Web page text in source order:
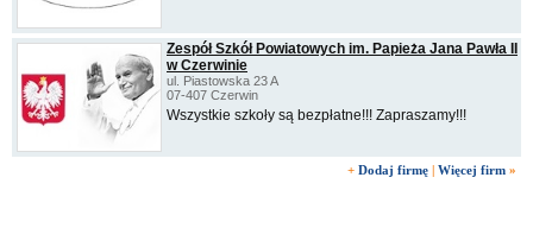
Zespół Szkół Powiatowych im. Papieża Jana Pawła II
w Czerwinie
ul. Piastowska 23 A
07-407 Czerwin
Wszystkie szkoły są bezpłatne!!! Zapraszamy!!!
+ Dodaj firmę | Więcej firm »